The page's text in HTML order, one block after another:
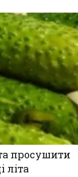
просушити
літа